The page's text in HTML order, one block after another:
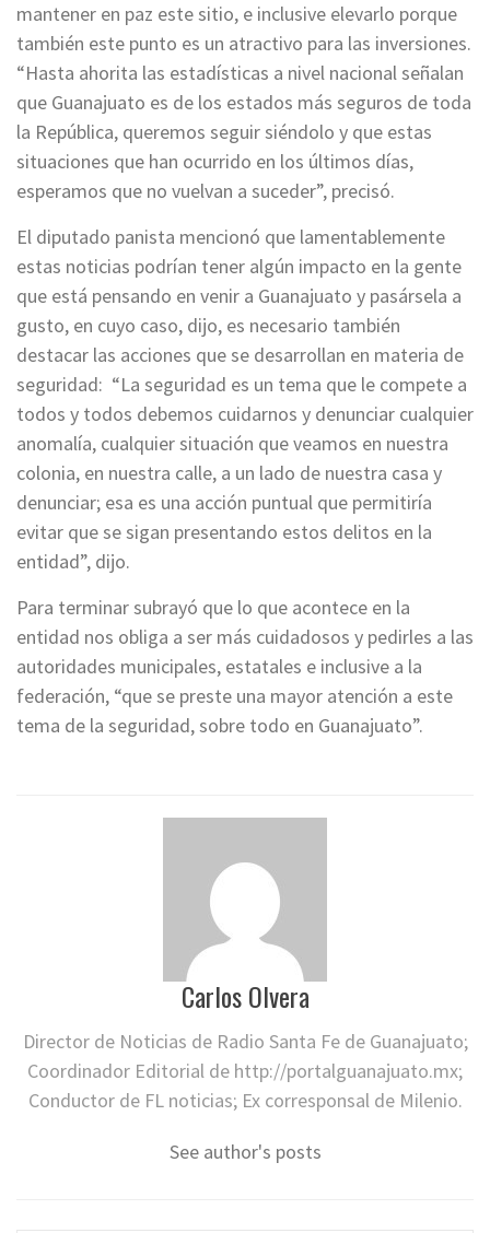
mantener en paz este sitio, e inclusive elevarlo porque
también este punto es un atractivo para las inversiones.
“Hasta ahorita las estadísticas a nivel nacional señalan
que Guanajuato es de los estados más seguros de toda
la República, queremos seguir siéndolo y que estas
situaciones que han ocurrido en los últimos días,
esperamos que no vuelvan a suceder”, precisó.
El diputado panista mencionó que lamentablemente
estas noticias podrían tener algún impacto en la gente
que está pensando en venir a Guanajuato y pasársela a
gusto, en cuyo caso, dijo, es necesario también
destacar las acciones que se desarrollan en materia de
seguridad: “La seguridad es un tema que le compete a
todos y todos debemos cuidarnos y denunciar cualquier
anomalía, cualquier situación que veamos en nuestra
colonia, en nuestra calle, a un lado de nuestra casa y
denunciar; esa es una acción puntual que permitiría
evitar que se sigan presentando estos delitos en la
entidad”, dijo.
Para terminar subrayó que lo que acontece en la
entidad nos obliga a ser más cuidadosos y pedirles a las
autoridades municipales, estatales e inclusive a la
federación, “que se preste una mayor atención a este
tema de la seguridad, sobre todo en Guanajuato”.
Carlos Olvera
Director de Noticias de Radio Santa Fe de Guanajuato;
Coordinador Editorial de http://portalguanajuato.mx;
Conductor de FL noticias; Ex corresponsal de Milenio.
See author's posts